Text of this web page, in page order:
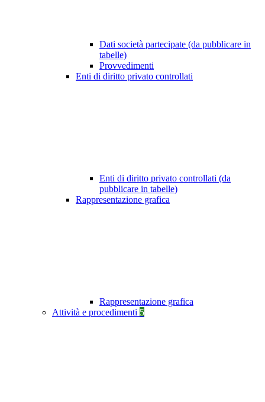
Dati società partecipate (da pubblicare in
tabelle)
Provvedimenti
Enti di diritto privato controllati
Enti di diritto privato controllati (da
pubblicare in tabelle)
Rappresentazione grafica
Rappresentazione grafica
Attività e procedimenti 5